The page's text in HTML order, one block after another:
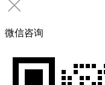
微信咨询